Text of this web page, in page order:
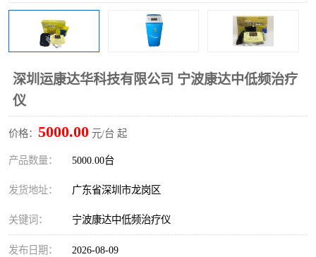
深圳运康达华科技有限公司 宁波康达中低频治疗
仪
价格： 5000.00 元/台 起
产品数量： 5000.00台
发货地址： 广东省深圳市龙岗区
关键词： 宁波康达中低频治疗仪
发布日期： 2026-08-09